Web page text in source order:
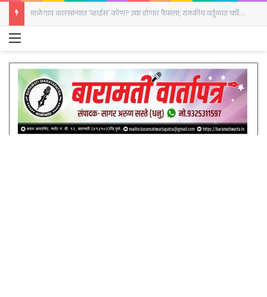
माळेगाव कारखान्यात ‘व्हाईस’ कोण? उद्या होणार फैसला; राजकीय वर्तुळात चर्चेला उधाण
Menu